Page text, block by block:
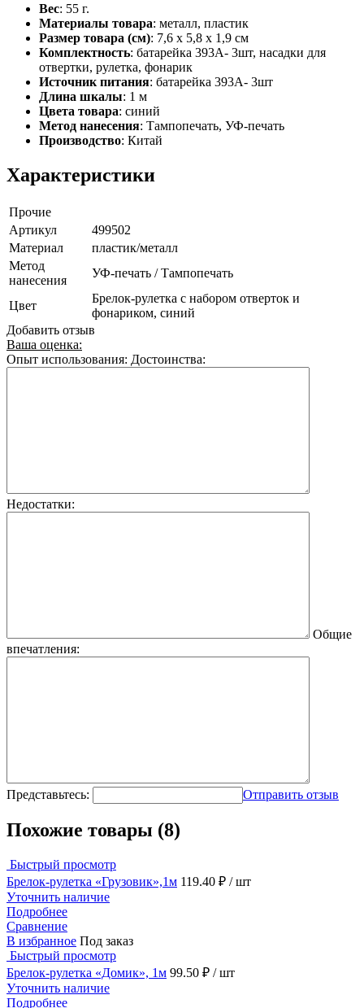
Вес: 55 г.
Материалы товара: металл, пластик
Размер товара (см): 7,6 х 5,8 х 1,9 см
Комплектность: батарейка 393А- 3шт, насадки для
отвертки, рулетка, фонарик
Источник питания: батарейка 393А- 3шт
Длина шкалы: 1 м
Цвета товара: синий
Метод нанесения: Тампопечать, УФ-печать
Производство: Китай
Характеристики
Прочие
Артикул
499502
Материал
пластик/металл
Метод
нанесения
УФ-печать / Тампопечать
Цвет
Брелок-рулетка с набором отверток и
фонариком, синий
Добавить отзыв
Ваша оценка:
Опыт использования: Достоинства:
Недостатки:
Общие
впечатления:
Представьтесь: Отправить отзыв
Похожие товары (8)
Быстрый просмотр
Брелок-рулетка «Грузовик»,1м 119.40 ₽ / шт
Уточнить наличие
Подробнее
Сравнение
В избранное Под заказ
Быстрый просмотр
Брелок-рулетка «Домик», 1м 99.50 ₽ / шт
Уточнить наличие
Подробнее